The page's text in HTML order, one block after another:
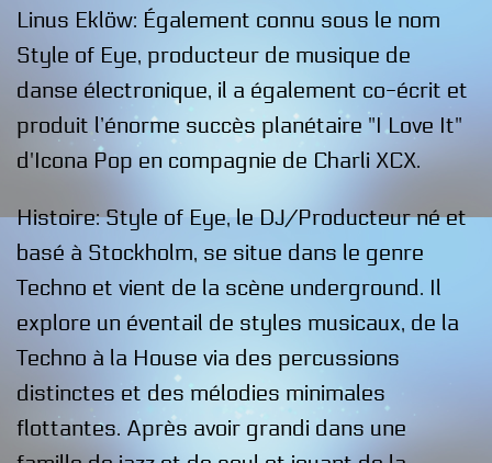
Linus Eklöw: Également connu sous le nom
Style of Eye, producteur de musique de
danse électronique, il a également co-écrit et
produit l’énorme succès planétaire "I Love It"
d'Icona Pop en compagnie de Charli XCX.
Histoire: Style of Eye, le DJ/Producteur né et
basé à Stockholm, se situe dans le genre
Techno et vient de la scène underground. Il
explore un éventail de styles musicaux, de la
Techno à la House via des percussions
distinctes et des mélodies minimales
flottantes. Après avoir grandi dans une